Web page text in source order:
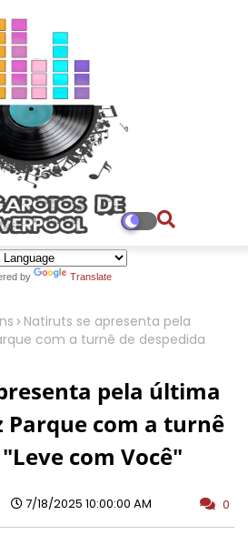
by Translate
Natiruts se apresenta pela
com a turnê de despedida
pela última
Parque com a turnê
com Você"
7/18/2025 10:00:00 AM 0